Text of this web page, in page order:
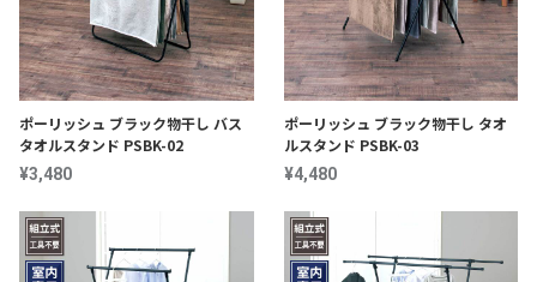
ポーリッシュ ブラック物干し バス
タオルスタンド PSBK-02
¥3,480
ポーリッシュ ブラック物干し タオ
ルスタンド PSBK-03
¥4,480